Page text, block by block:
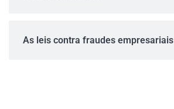
As leis contra fraudes empresariais